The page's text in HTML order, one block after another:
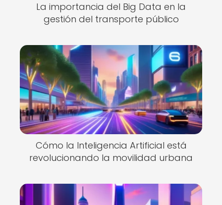
La importancia del Big Data en la
gestión del transporte público
Cómo la Inteligencia Artificial está
revolucionando la movilidad urbana